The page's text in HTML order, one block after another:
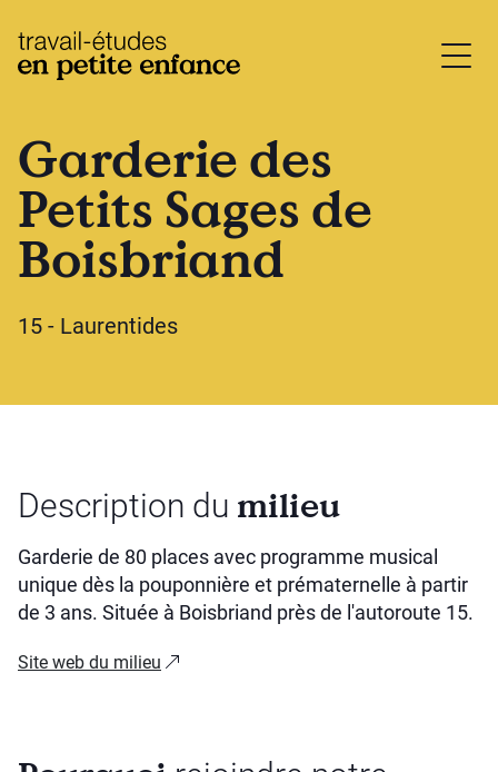
base.logo
Garderie des
Petits Sages de
Boisbriand
15 - Laurentides
Description du milieu
Garderie de 80 places avec programme musical
unique dès la pouponnière et prématernelle à partir
de 3 ans. Située à Boisbriand près de l'autoroute 15.
Site web du milieu